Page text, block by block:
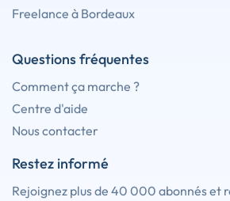
Freelance à Bordeaux
Questions fréquentes
Comment ça marche ?
Centre d'aide
Nous contacter
Restez informé
Rejoignez plus de 40 000 abonnés et